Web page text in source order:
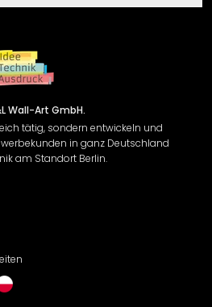
Zeichen
Wall-Art GmbH.
tätig, sondern entwickeln und
in ganz Deutschland
am Standort Berlin.